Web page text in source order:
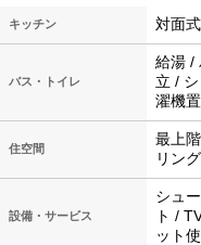
キッチン 対面
バス・トイレ
給湯 /
立 /
濯機
住空間
最上
リン
設備・サービス
シュ
ト /
ット